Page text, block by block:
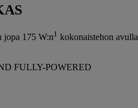
jopa 175 W:n1 kokonaistehon